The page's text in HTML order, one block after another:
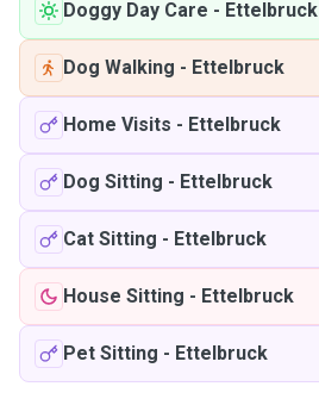
Doggy Day Care - Ettelbruck
Dog Walking - Ettelbruck
Home Visits - Ettelbruck
Dog Sitting - Ettelbruck
Cat Sitting - Ettelbruck
House Sitting - Ettelbruck
Pet Sitting - Ettelbruck